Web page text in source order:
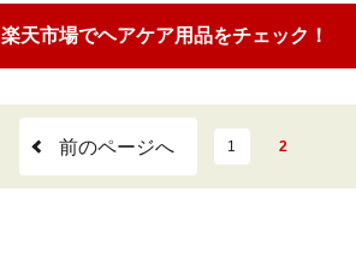
楽天市場でヘアケア用品をチェック！
前のページへ 1 2